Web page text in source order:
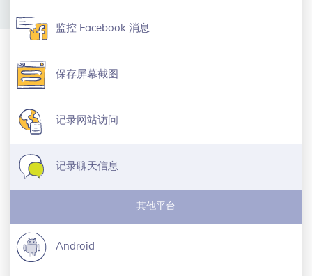
免费注册
监控 Facebook 消息
保存屏幕截图
记录网站访问
记录聊天信息
其他平台
Android